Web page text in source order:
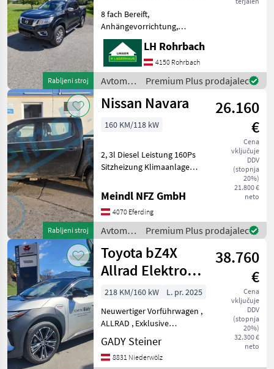
Rabljeni stroj
8 fach Bereift,
Anhängevorrichtung,
Reserverad, Doppelkabiner,
Sitzheizung, Allrad,
Untersetzungsgetriebe,
Klimatronic, .... gorivo: dizel,
barva, pretični menjalnik ,
gorivo:
LH Rohrbach
4150 Rohrbach
Avtomobili
in
motorna
Nissan
Premium Plus prodajalec
Rabljeni stroj
Nissan Navara
26.160
€
Cena
vključuje
DDV
(stopnja
20%)
21.800 €
neto
160 KM/118 kW
2, 3l Diesel Leistung 160Ps
Sitzheizung Klimaanlage
gorivo: dizel, pretični
menjalnik , gorivo: Dizel,
štirikolesni pogon, Al-
platišča, : pret
Meindl NFZ GmbH
4070 Eferding
Avtomobili
in
motorna
kolesa /
Nissan
Premium Plus prodajalec
Toyota bZ4X
Allrad Elektro
71,4kWh Aut.
SUV / Ge
38.760
€
Cena
vključuje
DDV
(stopnja
20%)
32.300 €
neto
218 KM/160 kW
L. pr. 2025
Neuwertiger Vorführwagen ,
ALLRAD , Exklusive
Ausstattung mit
Panoramadach , Leder,
Volle HÜTTE ! ... usw... 8
GADY Steiner
8831 Niederwölz